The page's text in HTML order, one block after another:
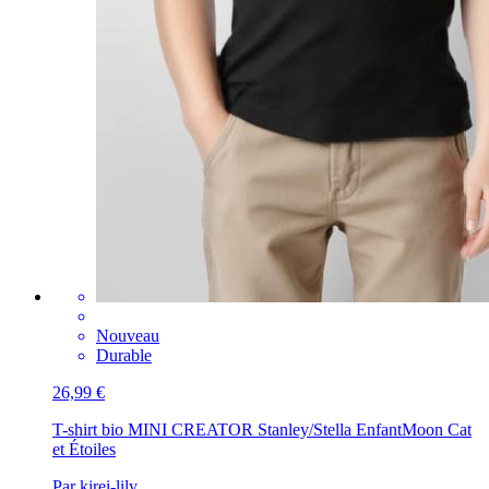
Nouveau
Durable
26,99 €
T-shirt bio MINI CREATOR Stanley/Stella EnfantMoon Cat
et Étoiles